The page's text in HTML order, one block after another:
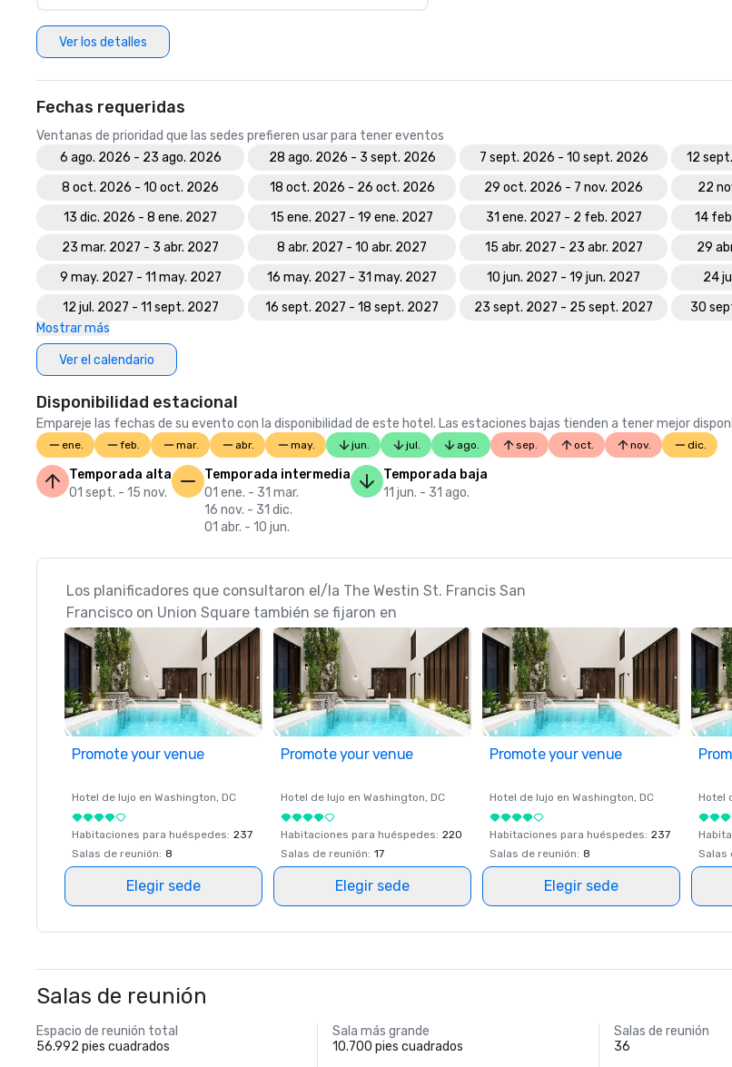
Ver los detalles
Fechas requeridas
Ventanas de prioridad que las sedes prefieren usar para tener eventos
6 ago. 2026 - 23 ago. 2026
28 ago. 2026 - 3 sept. 2026 7 sept. 2026 - 10 sept. 2026
12
8 oct. 2026 - 10 oct. 2026
18 oct. 2026 - 26 oct. 2026 29 oct. 2026 - 7 nov. 2026
22
13 dic. 2026 - 8 ene. 2027
15 ene. 2027 - 19 ene. 2027 31 ene. 2027 - 2 feb. 2027
14
23 mar. 2027 - 3 abr. 2027
8 abr. 2027 - 10 abr. 2027 15 abr. 2027 - 23 abr. 2027
29
9 may. 2027 - 11 may. 2027
16 may. 2027 - 31 may. 2027 10 jun. 2027 - 19 jun. 2027
24
12 jul. 2027 - 11 sept. 2027
16 sept. 2027 - 18 sept. 2027 23 sept. 2027 - 25 sept. 2027
30
Mostrar más
Ver el calendario
Disponibilidad estacional
Empareje las fechas de su evento con la disponibilidad de este hotel. Las estaciones bajas tienden a tener mejor
ene. feb. mar. abr. may. jun. jul. ago. sep. oct. nov. dic.
Temporada alta
01 sept. - 15 nov.
Temporada intermedia
01 ene. - 31 mar.
16 nov. - 31 dic.
01 abr. - 10 jun.
Temporada baja
11 jun. - 31 ago.
Los planificadores que consultaron el/la The Westin St. Francis San
Francisco on Union Square también se fijaron en
Promote your venue
Hotel de lujo en Washington, DC
Habitaciones para huéspedes: 237
Salas de reunión: 8
Elegir sede
Promote your venue
Hotel de lujo en Washington, DC
Habitaciones para huéspedes: 220
Salas de reunión: 17
Elegir sede
Promote your venue
Hotel de lujo en Washington, DC
Habitaciones para huéspedes: 237
Salas de reunión: 8
Elegir sede
Hotel
Salas
Salas de reunión
Espacio de reunión total
56.992 pies cuadrados
Sala más grande
10.700 pies cuadrados
Salas de reunión
36